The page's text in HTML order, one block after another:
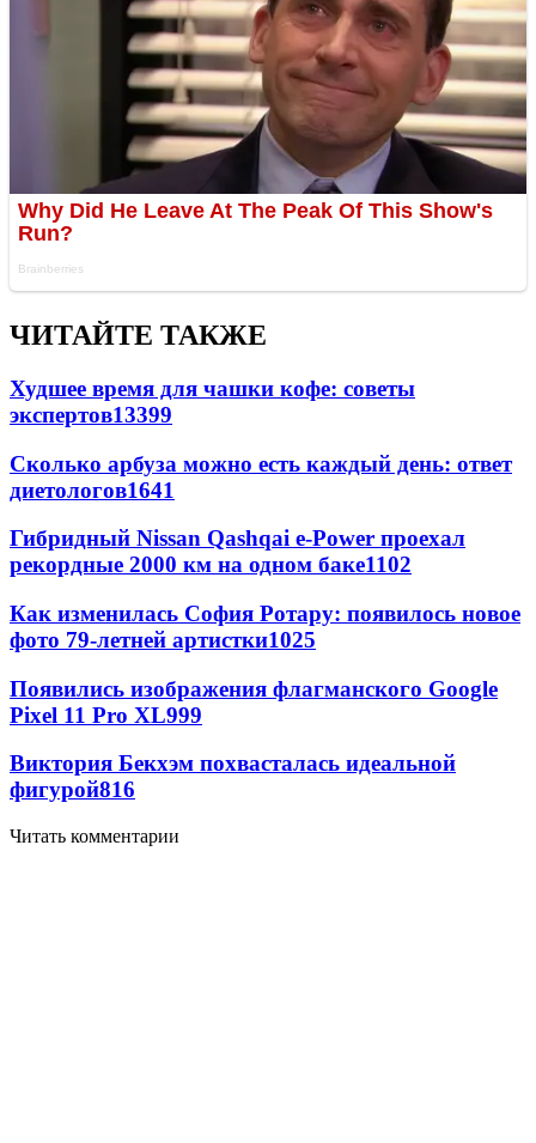
ЧИТАЙТЕ ТАКЖЕ
Худшее время для чашки кофе: советы
экспертов13399
Сколько арбуза можно есть каждый день: ответ
диетологов1641
Гибридный Nissan Qashqai e-Power проехал
рекордные 2000 км на одном баке1102
Как изменилась София Ротару: появилось новое
фото 79-летней артистки1025
Появились изображения флагманского Google
Pixel 11 Pro XL999
Виктория Бекхэм похвасталась идеальной
фигурой816
Читать комментарии